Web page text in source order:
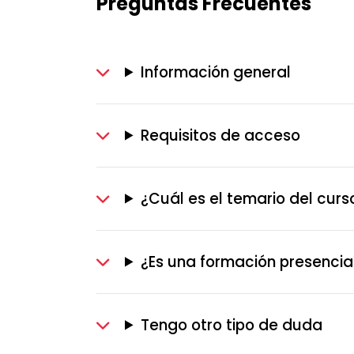
Información general
Requisitos de acceso
¿Cuál es el temario del
¿Es una formación
Tengo otro tipo de duda